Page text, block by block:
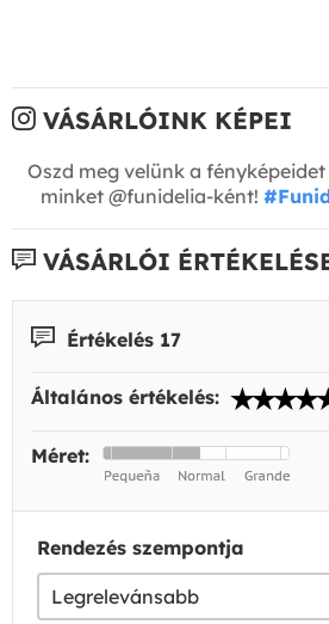
VÁSÁRLÓINK KÉPEI
Oszd meg velünk a fényképeidet
minket @funidelia-ként!
VÁSÁRLÓI
Értékelés 17
Általános értékelés:
Méret:
Rendezés szempontja